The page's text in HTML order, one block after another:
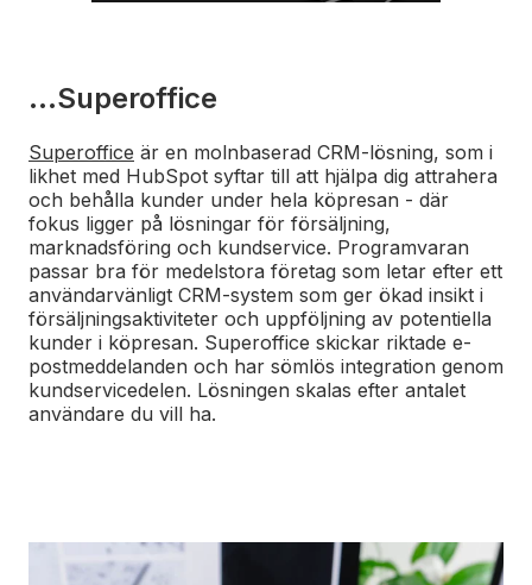
...Superoffice
Superoffice är en molnbaserad CRM-lösning, som i
likhet med HubSpot syftar till att hjälpa dig attrahera
och behålla kunder under hela köpresan - där
fokus ligger på lösningar för försäljning,
marknadsföring och kundservice. Programvaran
passar bra för medelstora företag som letar efter ett
användarvänligt CRM-system som ger ökad insikt i
försäljningsaktiviteter och uppföljning av potentiella
kunder i köpresan. Superoffice skickar riktade e-
postmeddelanden och har sömlös integration genom
kundservicedelen. Lösningen skalas efter antalet
användare du vill ha.